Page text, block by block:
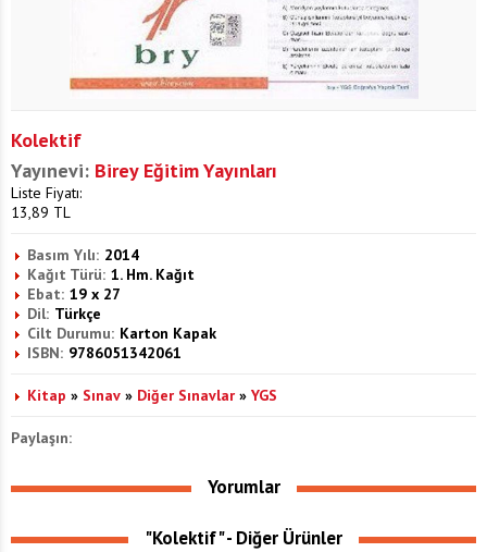
Kolektif
Yayınevi: Birey Eğitim Yayınları
Liste Fiyatı:
13,89 TL
Basım Yılı: 2014
Kağıt Türü: 1. Hm. Kağıt
Ebat: 19 x 27
Dil: Türkçe
Cilt Durumu: Karton Kapak
ISBN: 9786051342061
Kitap » Sınav » Diğer Sınavlar » YGS
Paylaşın:
Yorumlar
"Kolektif" - Diğer Ürünler